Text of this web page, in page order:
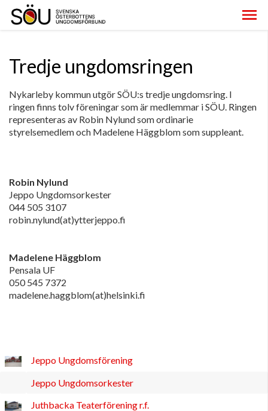
Tredje ungdomsringen
Nykarleby kommun utgör SÖU:s tredje ungdomsring. I
ringen finns tolv föreningar som är medlemmar i SÖU. Ringen
representeras av Robin Nylund som ordinarie
styrelsemedlem och Madelene Häggblom som suppleant.
Robin Nylund
Jeppo Ungdomsorkester
044 505 3107
robin.nylund(at)ytterjeppo.fi
Madelene Häggblom
Pensala UF
050 545 7372
madelene.haggblom(at)helsinki.fi
Jeppo Ungdomsförening
Jeppo Ungdomsorkester
Juthbacka Teaterförening r.f.